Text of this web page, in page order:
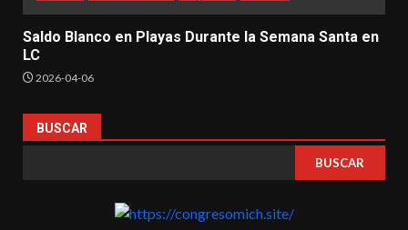
Saldo Blanco en Playas Durante la Semana Santa en
LC
2026-04-06
BUSCAR
BUSCAR